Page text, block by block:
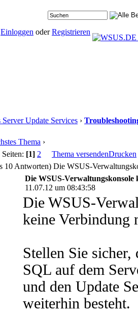
Einloggen oderRegistrieren
Update Services ›
Thema ›
Seiten: [1] 2 Thema versendenDrucken
Die WSUS-
Die WSUS-
11.07.12 um 08:43:58
Die WSUS-
keine Verbindung
Stellen Sie
SQL auf dem
und den Update
weiterhin besteht.